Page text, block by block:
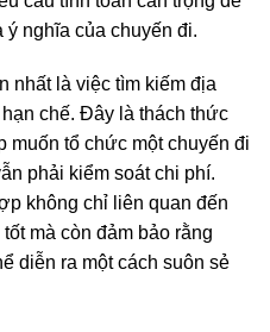
ý nghĩa của chuyến đi.
nhất là việc tìm kiếm địa
chế. Đây là thách thức
muốn tổ chức một chuyến đi
phải kiểm soát chi phí.
không chỉ liên quan đến
mà còn đảm bảo rằng
diễn ra một cách suôn sẻ